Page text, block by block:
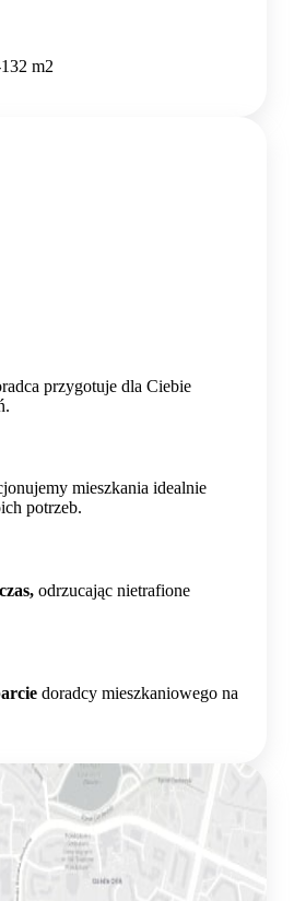
m2
przygotuje dla Ciebie
mieszkania idealnie
potrzeb.
odrzucając nietrafione
doradcy mieszkaniowego na